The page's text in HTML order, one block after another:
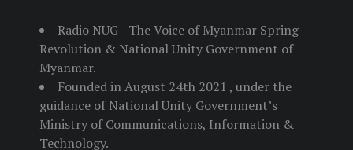
Radio NUG - The Voice of Myanmar Spring
Revolution & National Unity Government of
Myanmar.
Founded in August 24th 2021 , under the
guidance of National Unity Government’s
Ministry of Communications, Information &
Technology.